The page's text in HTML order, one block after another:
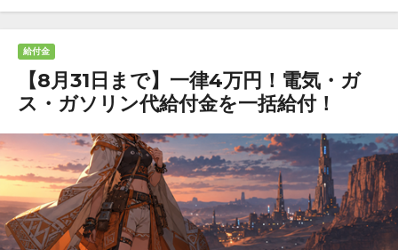
給付金
【8月31日まで】一律4万円！電気・ガ
ス・ガソリン代給付金を一括給付！